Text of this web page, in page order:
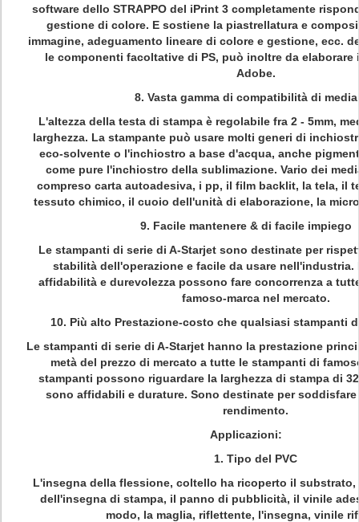
software dello STRAPPO del iPrint 3 completamente
gestione di colore. E sostiene la piastrellatura e
immagine, adeguamento lineare di colore e gestione, ecc.
le componenti facoltative di PS, può inoltre da
Adobe.
8. Vasta gamma di compatibilità di media
L'altezza della testa di stampa è regolabile fra 2 - 5mm,
larghezza. La stampante può usare molti generi di
eco-solvente o l'inchiostro a base d'acqua, anche
come pure l'inchiostro della sublimazione. Vario dei
compreso carta autoadesiva, i pp, il film backlit, la tela, il
tessuto chimico, il cuoio dell'unità di elaborazione, la
9. Facile mantenere & di facile impiego
Le stampanti di serie di A-Starjet sono destinate per
stabilità dell'operazione e facile da usare nell'industria.
affidabilità e durevolezza possono fare concorrenza a
famoso-marca nel mercato.
10. Più alto Prestazione-costo che qualsiasi stampanti
Le stampanti di serie di A-Starjet hanno la prestazione
metà del prezzo di mercato a tutte le stampanti di
stampanti possono riguardare la larghezza di stampa di
sono affidabili e durature. Sono destinate per
rendimento.
Applicazioni:
1. Tipo del PVC
L'insegna della flessione, coltello ha ricoperto il substrato,
dell'insegna di stampa, il panno di pubblicità, il vinile
modo, la maglia, riflettente, l'insegna, vinile